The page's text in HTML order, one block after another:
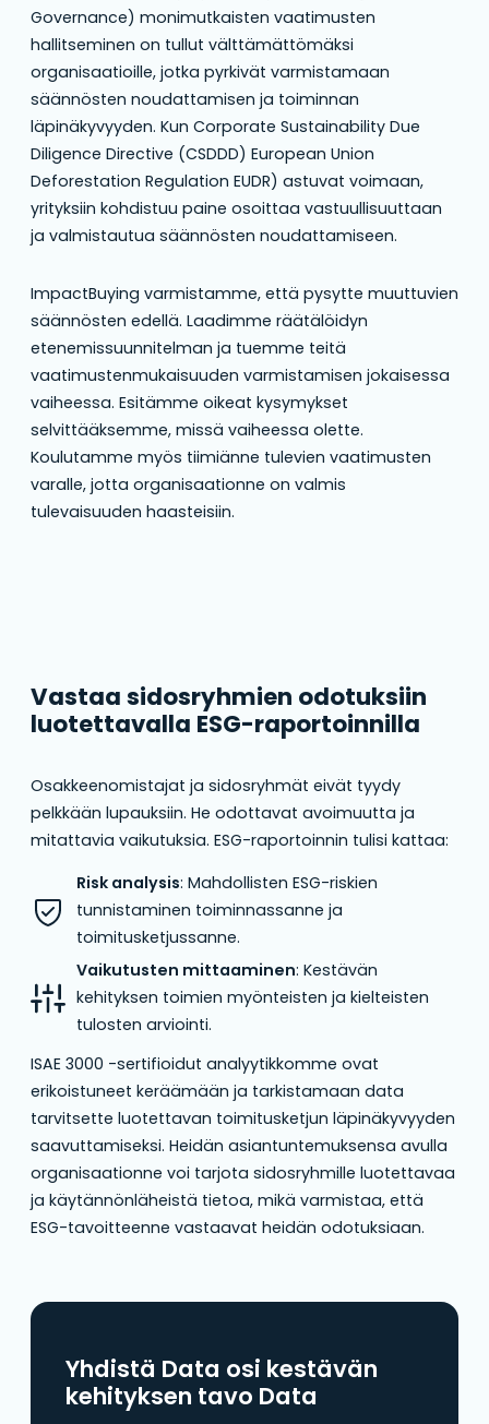
Governance) monimutkaisten vaatimusten
hallitseminen on tullut välttämättömäksi
organisaatioille, jotka pyrkivät varmistamaan
säännösten noudattamisen ja toiminnan
läpinäkyvyyden. Kun Corporate Sustainability Due
Diligence Directive (CSDDD) European Union
Deforestation Regulation EUDR) astuvat voimaan,
yrityksiin kohdistuu paine osoittaa vastuullisuuttaan
ja valmistautua säännösten noudattamiseen.
ImpactBuying varmistamme, että pysytte muuttuvien
säännösten edellä. Laadimme räätälöidyn
etenemissuunnitelman ja tuemme teitä
vaatimustenmukaisuuden varmistamisen jokaisessa
vaiheessa. Esitämme oikeat kysymykset
selvittääksemme, missä vaiheessa olette.
Koulutamme myös tiimiänne tulevien vaatimusten
varalle, jotta organisaationne on valmis
tulevaisuuden haasteisiin.
Vastaa sidosryhmien odotuksiin
luotettavalla ESG-raportoinnilla
Osakkeenomistajat ja sidosryhmät eivät tyydy
pelkkään lupauksiin. He odottavat avoimuutta ja
mitattavia vaikutuksia. ESG-raportoinnin tulisi kattaa:
Risk analysis: Mahdollisten ESG-riskien
tunnistaminen toiminnassanne ja
toimitusketjussanne.
Vaikutusten mittaaminen: Kestävän
kehityksen toimien myönteisten ja kielteisten
tulosten arviointi.
ISAE 3000 -sertifioidut analyytikkomme ovat
erikoistuneet keräämään ja tarkistamaan data
tarvitsette luotettavan toimitusketjun läpinäkyvyyden
saavuttamiseksi. Heidän asiantuntemuksensa avulla
organisaationne voi tarjota sidosryhmille luotettavaa
ja käytännönläheistä tietoa, mikä varmistaa, että
ESG-tavoitteenne vastaavat heidän odotuksiaan.
Yhdistä Data osi kestävän
kehityksen tavo Data